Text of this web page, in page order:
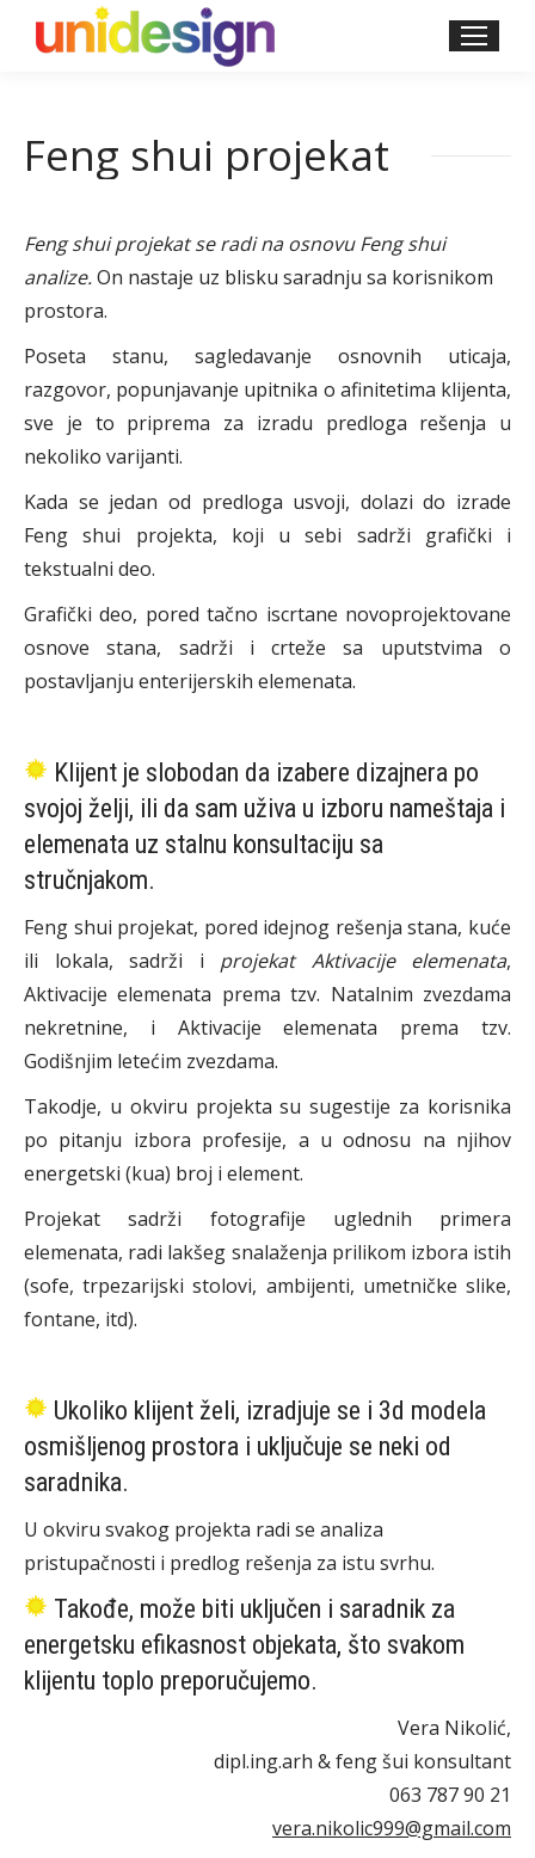
Feng shui projekat
Feng shui projekat se radi na osnovu Feng shui
analize.On nastaje uz blisku saradnju sa korisnikom
prostora.
Poseta stanu, sagledavanje osnovnih uticaja,
razgovor, popunjavanje upitnika o afinitetima klijenta,
sve je to priprema za izradu predloga rešenja u
nekoliko varijanti.
Kada se jedan od predloga usvoji, dolazi do izrade
Feng shui projekta, koji u sebi sadrži grafički i
tekstualni deo.
Grafički deo, pored tačno iscrtane novoprojektovane
osnove stana, sadrži i crteže sa uputstvima o
postavljanju enterijerskih elemenata.
Klijent je slobodan da izabere dizajnera po
svojoj želji, ili da sam uživa u izboru nameštaja i
elemenata uz stalnu konsultaciju sa
stručnjakom.
Feng shui projekat, pored idejnog rešenja stana, kuće
ili lokala, sadrži i projekat Aktivacije elemenata,
Aktivacije elemenata prema tzv. Natalnim zvezdama
nekretnine, i Aktivacije elemenata prema tzv.
Godišnjim letećim zvezdama.
Takodje, u okviru projekta su sugestije za korisnika
po pitanju izbora profesije, a u odnosu na njihov
energetski (kua) broj i element.
Projekat sadrži fotografije uglednih primera
elemenata, radi lakšeg snalaženja prilikom izbora istih
(sofe, trpezarijski stolovi, ambijenti, umetničke slike,
fontane, itd).
Ukoliko klijent želi, izradjuje se i 3d modela
osmišljenog prostora i uključuje se neki od
saradnika.
U okviru svakog projekta radi se analiza
pristupačnosti i predlog rešenja za istu svrhu.
Takođe, može biti uključen i saradnik za
energetsku efikasnost objekata, što svakom
klijentu toplo preporučujemo.
Vera Nikolić,
dipl.ing.arh & feng šui konsultant
063 787 90 21
vera.nikolic999@gmail.com